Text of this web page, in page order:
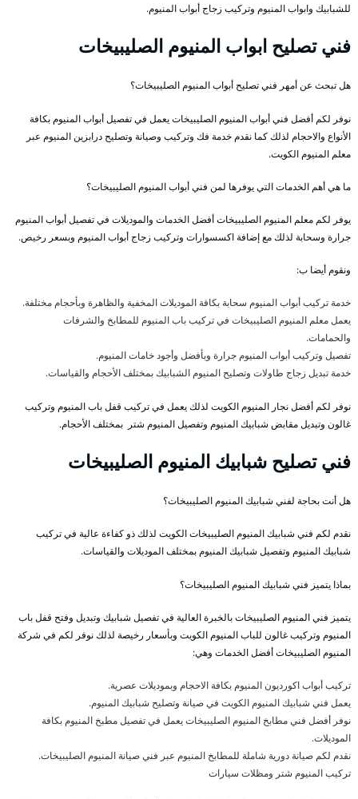
للشبابيك وابواب المنيوم وتركيب زجاج أبواب المنيوم.
فني تصليح ابواب المنيوم الصليبيخات
هل تبحث عن أمهر فني تصليح أبواب المنيوم الصليبيخات؟
نوفر لكم أفضل فني أبواب المنيوم الصليبيخات يعمل في تفصيل أبواب المنيوم بكافة
الأنواع والاحجام لذلك كما نقدم خدمة فك وتركيب وصيانة وتصليح درابزين المنيوم عبر
معلم المنيوم الكويت.
ما هي أهم الخدمات التي يوفرها لمن فني أبواب المنيوم الصليبيخات؟
يوفر لكم معلم المنيوم الصليبيخات أفضل الخدمات والموديلات في تفصيل أبواب المنيوم
جرارة وسحابة لذلك مع إضافة اكسسوارات وتركيب زجاج أبواب المنيوم وبسعر رخيص.
ونقوم أيضا ب:
خدمة تركيب أبواب المنيوم سحابة بكافة الموديلات المخفية والظاهرة وبأحجام مختلفة.
يعمل معلم المنيوم الصليبيخات في تركيب باب المنيوم للمطابخ والشرفات
والحمامات.
تفصيل وتركيب أبواب المنيوم جرارة وبأفضل وأجود خامات المنيوم.
خدمة تبديل زجاج طاولات وتصليح المنيوم الشبابيك بمختلف الأحجام والقياسات.
نوفر لكم أفضل نجار المنيوم الكويت لذلك يعمل في تركيب قفل باب المنيوم وتركيب
غالون وتبديل مقابض شبابيك المنيوم وتفصيل المنيوم شتر بمختلف الأحجام.
فني تصليح شبابيك المنيوم الصليبيخات
هل أنت بحاجة لفني شبابيك المنيوم الصليبيخات؟
نقدم لكم فني شبابيك المنيوم الصليبيخات الكويت لذلك ذو كفاءة عالية في تركيب
شبابيك المنيوم وتفصيل شبابيك المنيوم بمختلف الموديلات والقياسات.
بماذا يتميز فني شبابيك المنيوم الصليبيخات؟
يتميز فني المنيوم الصليبيخات بالخبرة العالية في تفصيل شبابيك وتبديل وفتح قفل باب
المنيوم وتركيب غالون للباب المنيوم الكويت وبأسعار رخيصة لذلك نوفر لكم في شركة
المنيوم الصليبيخات أفضل الخدمات وهي:
تركيب أبواب اكورديون المنيوم بكافة الاحجام وبموديلات عصرية.
يعمل فني شبابيك المنيوم الكويت في صيانة وتصليح شبابيك المنيوم.
نوفر أفضل فني مطابخ المنيوم الصليبيخات يعمل في تفصيل مطبخ المنيوم بكافة
الموديلات.
نقدم لكم صيانة دورية شاملة للمطابخ المنيوم عبر فني صيانة المنيوم الصليبيخات.
تركيب المنيوم شتر ومظلات سيارات